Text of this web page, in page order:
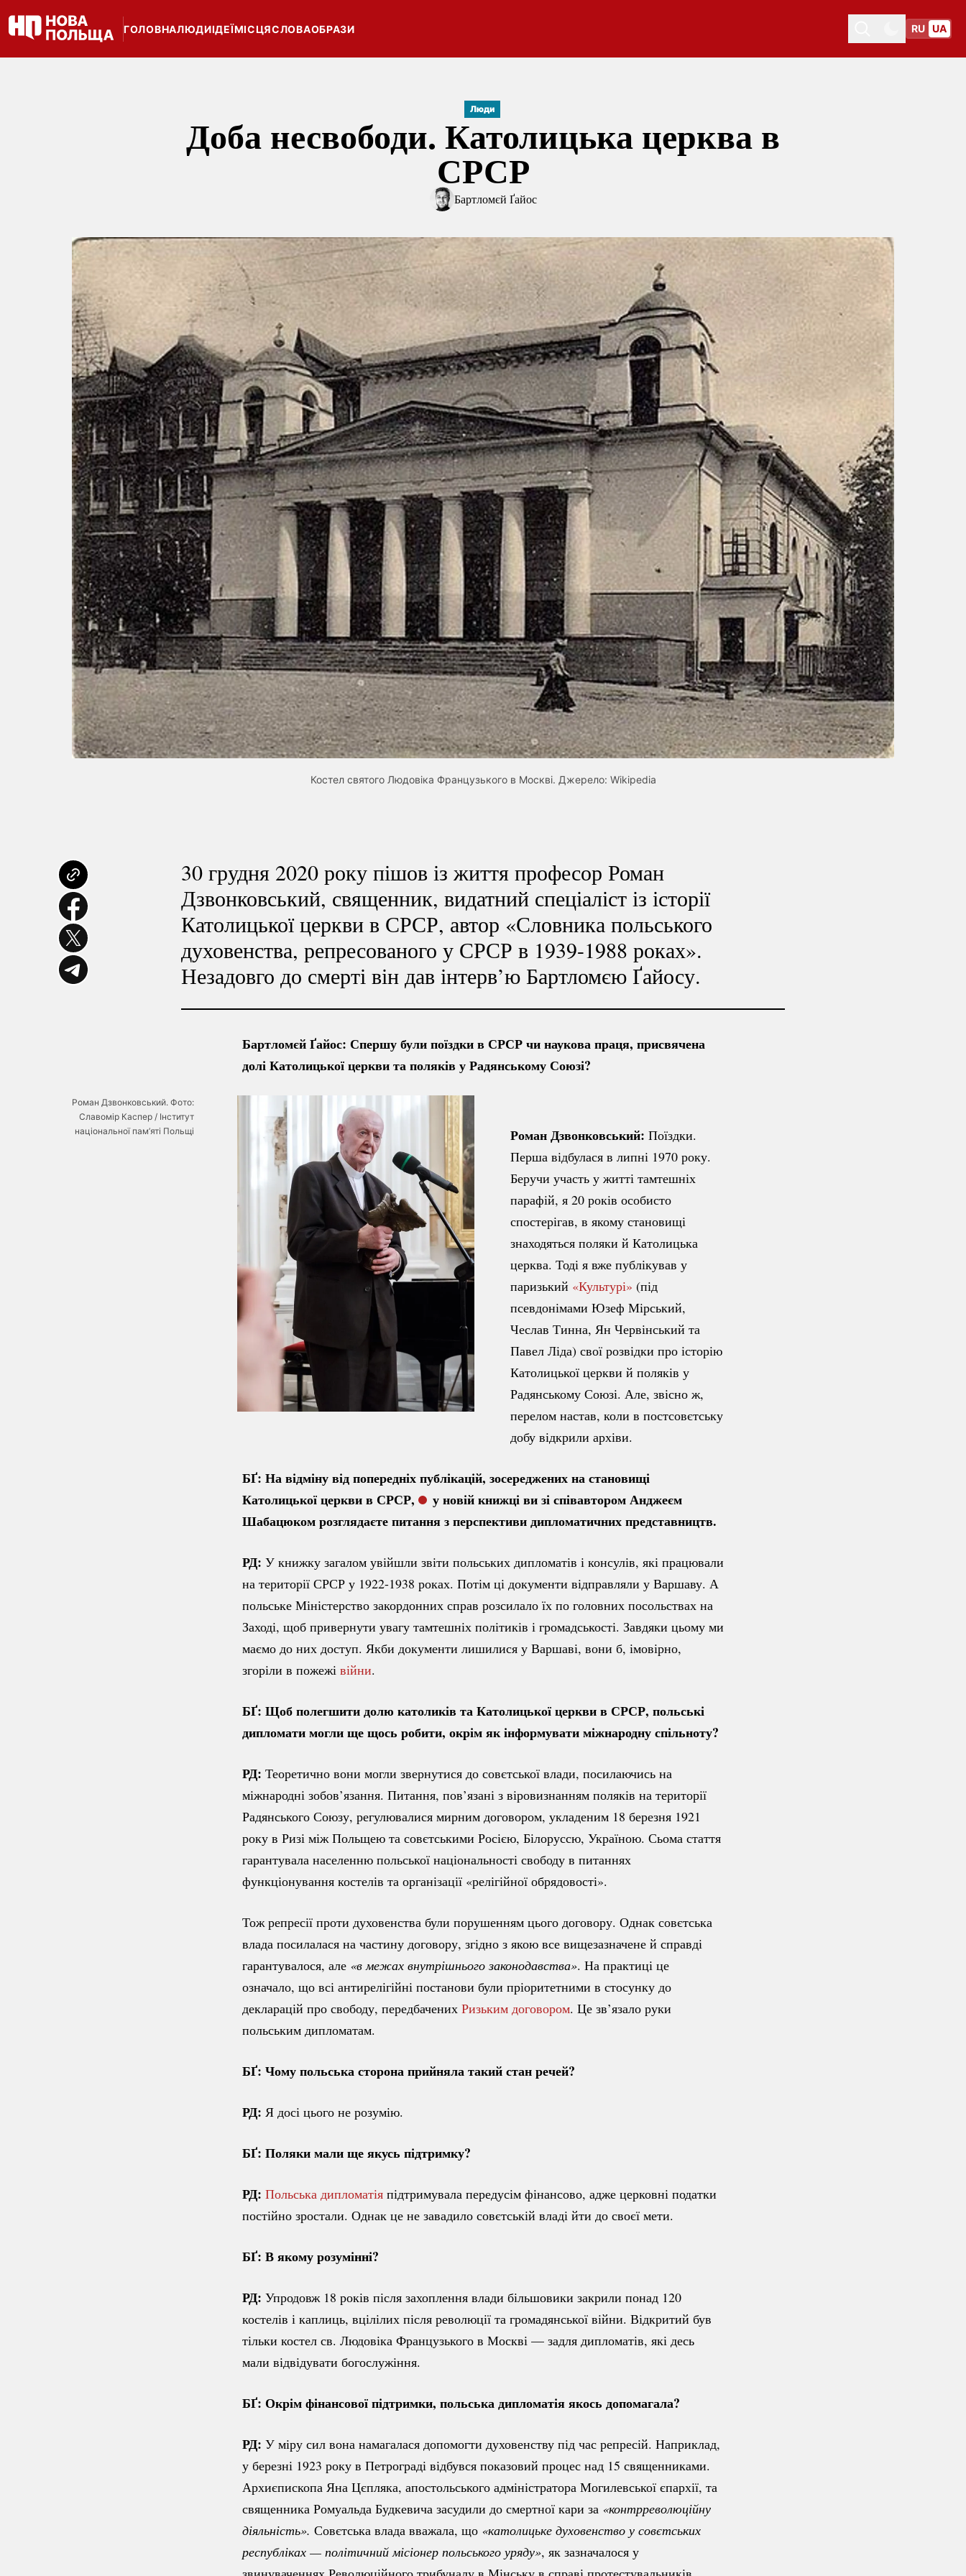
ГОЛОВНАЛЮДИІДЕЇМІСЦЯСЛОВАОБРАЗИ
Toggle themeToggle theme
RU UA
Люди
Доба несвободи. Католицька церква в
СРСР
Бартломєй Ґайос
Костел святого Людовіка Французького в Москві. Джерело: Wikipedia
30 грудня 2020 року пішов із життя професор Роман
Дзвонковський, священник, видатний спеціаліст із історії
Католицької церкви в СРСР, автор «Словника польського
духовенства, репресованого у СРСР в 1939-1988 роках».
Незадовго до смерті він дав інтерв’ю Бартломєю Ґайосу.
Бартломєй Ґайос: Спершу були поїздки в СРСР чи наукова праця, присвячена
долі Католицької церкви та поляків у Радянському Союзі?
Роман Дзвонковський. Фото:
Cлавомір Каспер / Інститут
національної пам’яті Польщі
Роман Дзвонковський: Поїздки.
Перша відбулася в липні 1970 року.
Беручи участь у житті тамтешніх
парафій, я 20 років особисто
спостерігав, в якому становищі
знаходяться поляки й Католицька
церква. Тоді я вже публікував у
паризький «Культурі» (під
псевдонімами Юзеф Мірський,
Чеслав Тинна, Ян Червінський та
Павел Ліда) свої розвідки про історію
Католицької церкви й поляків у
Радянському Союзі. Але, звісно ж,
перелом настав, коли в постсовєтську
добу відкрили архіви.
БҐ: На відміну від попередніх публікацій, зосереджених на становищі
Католицької церкви в СРСР,
у новій книжці ви зі співавтором Анджеєм
Шабацюком розглядаєте питання з перспективи дипломатичних представництв.
РД: У книжку загалом увійшли звіти польських дипломатів і консулів, які працювали
на території СРСР у 1922-1938 роках. Потім ці документи відправляли у Варшаву. А
польське Міністерство закордонних справ розсилало їх по головних посольствах на
Заході, щоб привернути увагу тамтешніх політиків і громадськості. Завдяки цьому ми
маємо до них доступ. Якби документи лишилися у Варшаві, вони б, імовірно,
згоріли в пожежі війни.
БҐ: Щоб полегшити долю католиків та Католицької церкви в СРСР, польські
дипломати могли ще щось робити, окрім як інформувати міжнародну спільноту?
РД: Теоретично вони могли звернутися до совєтської влади, посилаючись на
міжнародні зобов’язання. Питання, пов’язані з віровизнанням поляків на території
Радянського Союзу, регулювалися мирним договором, укладеним 18 березня 1921
року в Ризі між Польщею та совєтськими Росією, Білоруссю, Україною. Сьома стаття
гарантувала населенню польської національності свободу в питаннях
функціонування костелів та організації «релігійної обрядовості».
Тож репресії проти духовенства були порушенням цього договору. Однак совєтська
влада посилалася на частину договору, згідно з якою все вищезазначене й справді
гарантувалося, але «в межах внутрішнього законодавства». На практиці це
означало, що всі антирелігійні постанови були пріоритетними в стосунку до
декларацій про свободу, передбачених Ризьким договором. Це зв’язало руки
польським дипломатам.
БҐ: Чому польська сторона прийняла такий стан речей?
РД: Я досі цього не розумію.
БҐ: Поляки мали ще якусь підтримку?
РД: Польська дипломатія підтримувала передусім фінансово, адже церковні податки
постійно зростали. Однак це не завадило совєтській владі йти до своєї мети.
БҐ: В якому розумінні?
РД: Упродовж 18 років після захоплення влади більшовики закрили понад 120
костелів і каплиць, вцілілих після революції та громадянської війни. Відкритий був
тільки костел св. Людовіка Французького в Москві — задля дипломатів, які десь
мали відвідувати богослужіння.
БҐ: Окрім фінансової підтримки, польська дипломатія якось допомагала?
РД: У міру сил вона намагалася допомогти духовенству під час репресій. Наприклад,
у березні 1923 року в Петрограді відбувся показовий процес над 15 священниками.
Архиєпископа Яна Цєпляка, апостольського адміністратора Могилевської єпархії, та
священника Ромуальда Будкевича засудили до смертної кари за «контрреволюційну
діяльність». Совєтська влада вважала, що «католицьке духовенство у совєтських
республіках — політичний місіонер польського уряду», як зазначалося у